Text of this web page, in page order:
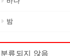
밤
분류되지 않음